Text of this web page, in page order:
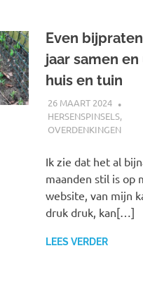
Even
jaar samen
huis en tuin
26 MAART 2024
HERSENSPINSELS,
OVERDENKINGEN
Ik zie dat het al
maanden stil is op
website, van mijn
druk druk, kan[…]
LEES VERDER